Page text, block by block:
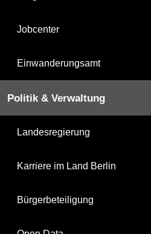
Jobcenter
Einwanderungsamt
Politik & Verwaltung
Landesregierung
Karriere im Land Berlin
Bürgerbeteiligung